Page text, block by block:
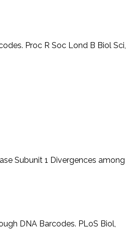
Proc R Soc Lond B Biol Sci,
Subunit 1 Divergences among
DNA Barcodes. PLoS Biol,